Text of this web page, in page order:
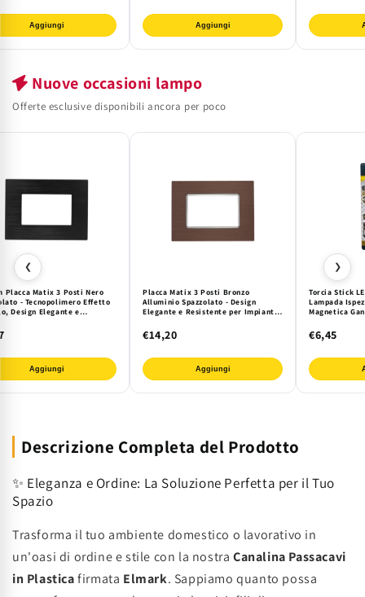
Aggiungi Aggiungi
Nuove occasioni lampo
Offerte esclusive disponibili ancora per poco
❮
Placca Matix 3 Posti Nero
- Tecnopolimero Effetto
Design Elegante e
Aggiungi
Placca Matix 3 Posti Bronzo
Alluminio Spazzolato - Design
Elegante e Resistente per Impianti
€14,20
Aggiungi
Torcia Stick
Lampada
Magnetica
€6,45
❯
Descrizione Completa del Prodotto
✨ Eleganza e Ordine: La Soluzione Perfetta per il Tuo
Spazio
Trasforma il tuo ambiente domestico o lavorativo in
un'oasi di ordine e stile con la nostraCanalina Passacavi
in Plasticafirmata Elmark. Sappiamo quanto possa